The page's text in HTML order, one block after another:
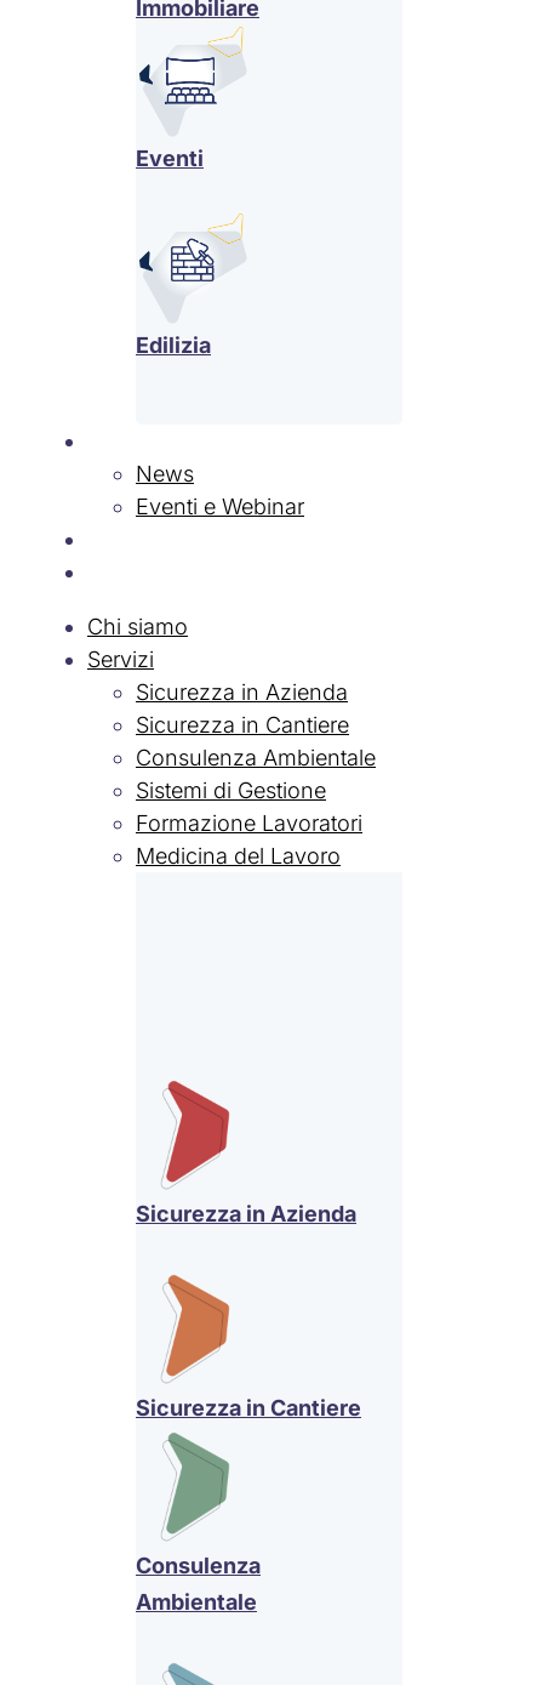
Immobiliare
Eventi
Edilizia
News
Eventi e Webinar
Chi siamo
Servizi
Sicurezza in Azienda
Sicurezza in Cantiere
Consulenza Ambientale
Sistemi di Gestione
Formazione Lavoratori
Medicina del Lavoro
Sicurezza in Azienda
Sicurezza in Cantiere
Consulenza
Ambientale